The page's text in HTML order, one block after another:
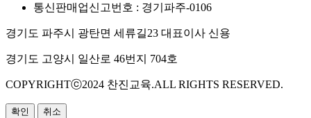
통신판매업신고번호 : 경기파주-0106
경기도 파주시 광탄면 세류길23 대표이사 신용
경기도 고양시 일산로 46번지 704호
COPYRIGHTⓒ2024 찬진교육.ALL RIGHTS RESERVED.
확인 취소